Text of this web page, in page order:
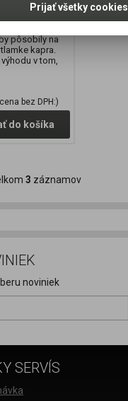
koncentrovaná
Vysoko zvýši
pôsobily na
kapra.
v tom,
bez DPH:)
do košíka
3 záznamov
noviniek
SERVÍS
Prijať všetky cookies